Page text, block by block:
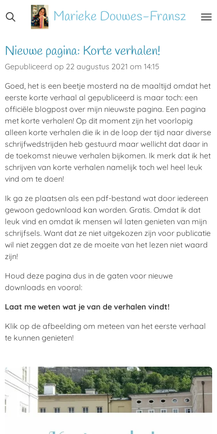
direct
de
hoofdinhoud
Marieke Douwes-Fransz
Nieuwe pagina: Korte verhalen!
Gepubliceerd op 22 augustus 2021 om 14:15
Goed, het is een beetje mosterd na de maaltijd omdat het
eerste korte verhaal al gepubliceerd is maar toch: een
officiële blogpost over mijn nieuwste pagina. Een pagina
met korte verhalen! Op dit moment zijn het voorlopig
alleen korte verhalen die ik in de loop der tijd naar diverse
schrijfwedstrijden heb gestuurd maar wellicht dat daar in
de toekomst nieuwe verhalen bijkomen. Ik merk dat ik het
schrijven van korte verhalen namelijk toch wel heel leuk
vind om te doen!
Ik ga ze plaatsen als een pdf-bestand wat door iedereen
gewoon gedownload kan worden. Gratis. Omdat ik dat
leuk vind en omdat ik mensen wil laten genieten van mijn
schrijfsels. Want dat ze niet uitgekozen zijn voor publicatie
wil niet zeggen dat ze de moeite van het lezen niet waard
zijn!
Houd deze pagina dus in de gaten voor nieuwe
downloads en vooral:
Laat me weten wat je van de verhalen vindt!
Klik op de afbeelding om meteen van het eerste verhaal
te kunnen genieten!